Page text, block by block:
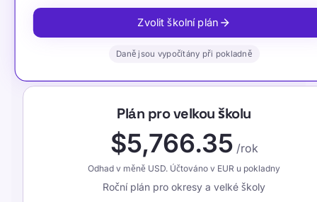
Zvolit školní plán
Daně jsou vypočítány při pokladně
Plán pro velkou školu
$5,766.35 /rok
Odhad v měně USD. Účtováno v EUR u pokladny
Roční plán pro okresy a velké školy